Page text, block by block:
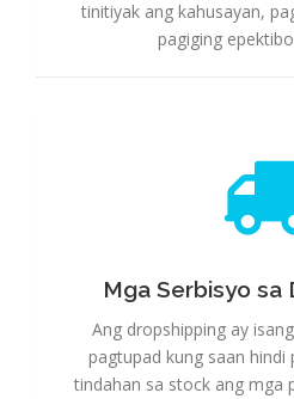
tinitiyak ang kahusayan,
pagiging
Mga Serbisyo sa
Ang dropshipping ay
pagtupad kung saan hindi
tindahan sa stock ang mga